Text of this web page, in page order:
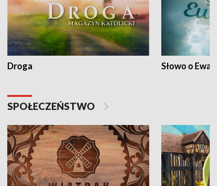
Droga Słowo o
SPOŁECZEŃSTWO